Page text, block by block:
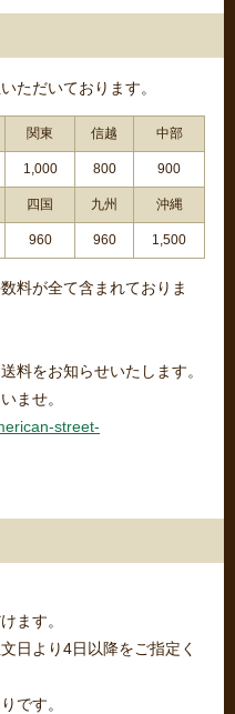
ただいております。
関東 信越 中部
1,000 800 900
四国 九州 沖縄
960 960 1,500
料が全て含まれておりま
料をお知らせいたします。
ませ。
street-
ます。
日より4日以降をご指定く
です。